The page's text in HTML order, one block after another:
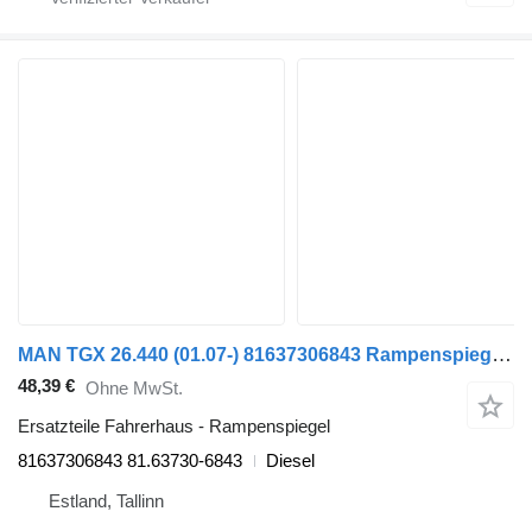
MAN TGX 26.440 (01.07-) 81637306843 Rampenspiegel für MAN TGL, TGM, TGS, TGX (2005-2021) Sattelzugmaschine
48,39 € Ohne MwSt.
Ersatzteile Fahrerhaus - Rampenspiegel
81637306843 81.63730-6843
Diesel
Estland, Tallinn